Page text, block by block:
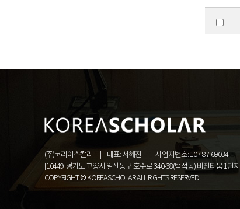
(주)코리아스칼라 대표: 서혜진 사업자번호: 107-87-69034
[10449]경기도 고양시 일산동구 호수로 340-38(백석동) 비잔티움 1단
COPYRIGHT © KOREASCHOLAR ALL RIGHTS RESERVED.